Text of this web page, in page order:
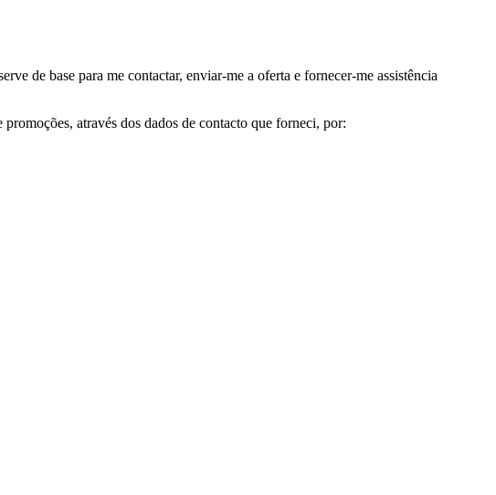
de base para me contactar, enviar-me a oferta e fornecer-me assistência
através dos dados de contacto que forneci, por: